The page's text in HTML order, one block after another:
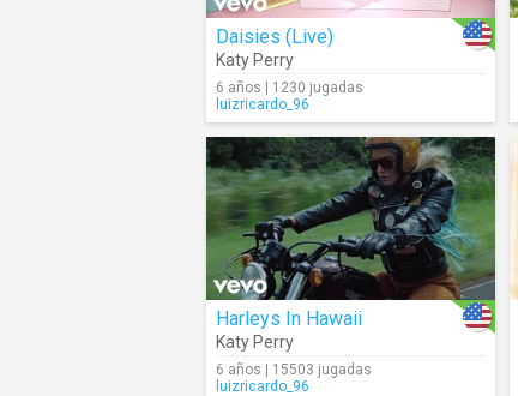
Daisies (Live)
Katy Perry
6 años | 1230 jugadas
luizricardo_96
Harleys In Hawaii
Katy Perry
6 años | 15503 jugadas
luizricardo_96